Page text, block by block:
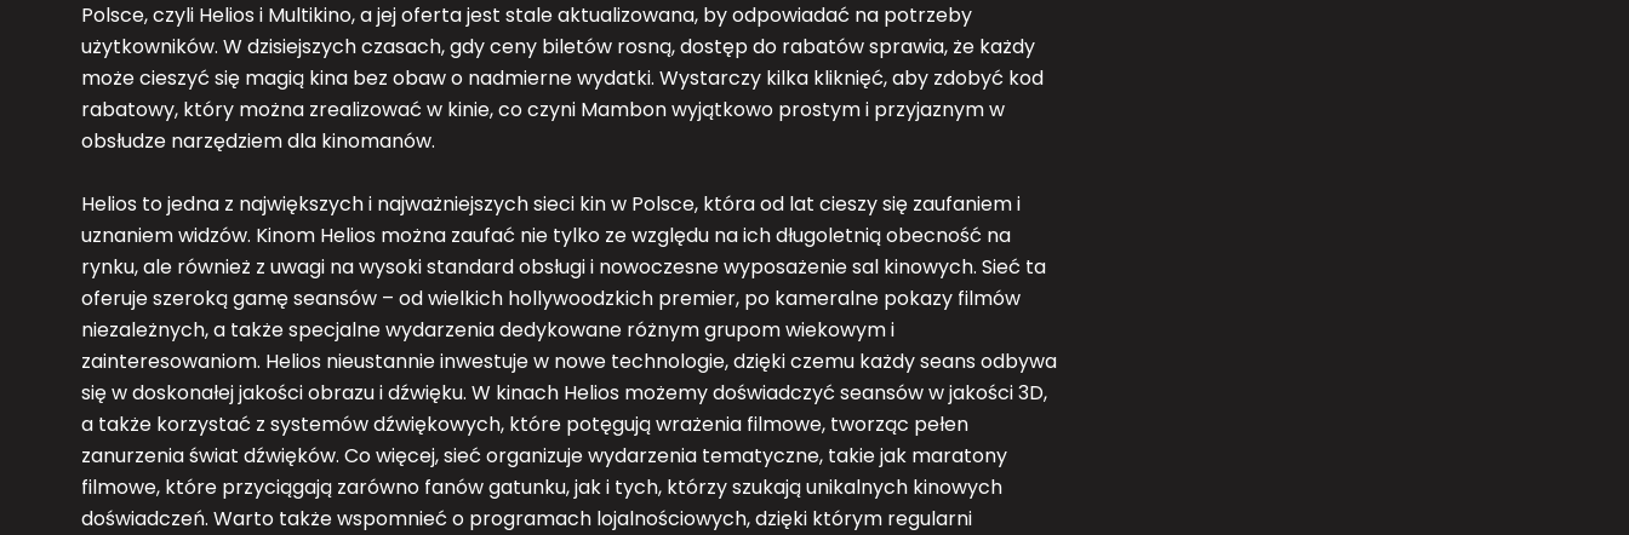
Polsce, czyli Helios i Multikino, a jej oferta jest stale aktualizowana, by odpowiadać na potrzeby
użytkowników. W dzisiejszych czasach, gdy ceny biletów rosną, dostęp do rabatów sprawia, że każdy
może cieszyć się magią kina bez obaw o nadmierne wydatki. Wystarczy kilka kliknięć, aby zdobyć kod
rabatowy, który można zrealizować w kinie, co czyni Mambon wyjątkowo prostym i przyjaznym w
obsłudze narzędziem dla kinomanów.
Helios to jedna z największych i najważniejszych sieci kin w Polsce, która od lat cieszy się zaufaniem i
uznaniem widzów. Kinom Helios można zaufać nie tylko ze względu na ich długoletnią obecność na
rynku, ale również z uwagi na wysoki standard obsługi i nowoczesne wyposażenie sal kinowych. Sieć ta
oferuje szeroką gamę seansów – od wielkich hollywoodzkich premier, po kameralne pokazy filmów
niezależnych, a także specjalne wydarzenia dedykowane różnym grupom wiekowym i
zainteresowaniom. Helios nieustannie inwestuje w nowe technologie, dzięki czemu każdy seans odbywa
się w doskonałej jakości obrazu i dźwięku. W kinach Helios możemy doświadczyć seansów w jakości 3D,
a także korzystać z systemów dźwiękowych, które potęgują wrażenia filmowe, tworząc pełen
zanurzenia świat dźwięków. Co więcej, sieć organizuje wydarzenia tematyczne, takie jak maratony
filmowe, które przyciągają zarówno fanów gatunku, jak i tych, którzy szukają unikalnych kinowych
doświadczeń. Warto także wspomnieć o programach lojalnościowych, dzięki którym regularni